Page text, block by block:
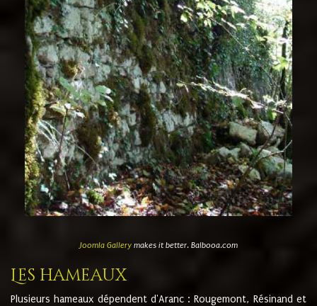
Joomla Gallerymakes it better. Balbooa.com
Les hameaux
Plusieurs hameaux dépendent d'Aranc : Rougemont, Résinand et